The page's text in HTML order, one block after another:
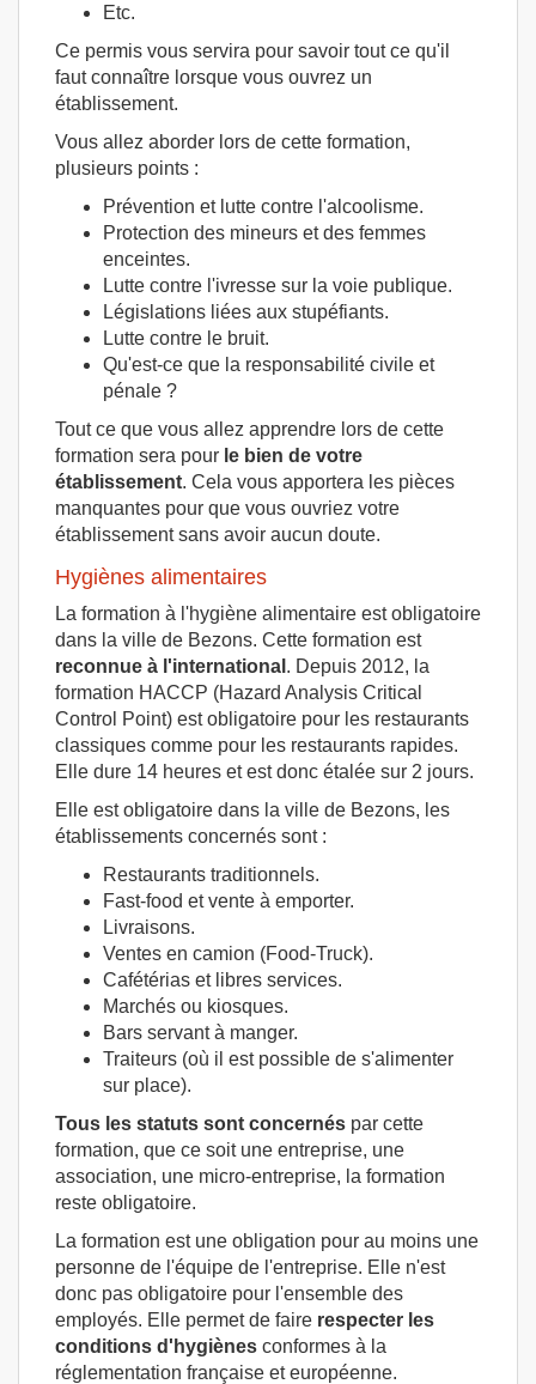
Etc.
Ce permis vous servira pour savoir tout ce qu'il
faut connaître lorsque vous ouvrez un
établissement.
Vous allez aborder lors de cette formation,
plusieurs points :
Prévention et lutte contre l'alcoolisme.
Protection des mineurs et des femmes
enceintes.
Lutte contre l'ivresse sur la voie publique.
Législations liées aux stupéfiants.
Lutte contre le bruit.
Qu'est-ce que la responsabilité civile et
pénale ?
Tout ce que vous allez apprendre lors de cette
formation sera pour le bien de votre
établissement. Cela vous apportera les pièces
manquantes pour que vous ouvriez votre
établissement sans avoir aucun doute.
Hygiènes alimentaires
La formation à l'hygiène alimentaire est obligatoire
dans la ville de Bezons. Cette formation est
reconnue à l'international . Depuis 2012, la
formation HACCP (Hazard Analysis Critical
Control Point) est obligatoire pour les restaurants
classiques comme pour les restaurants rapides.
Elle dure 14 heures et est donc étalée sur 2 jours.
Elle est obligatoire dans la ville de Bezons, les
établissements concernés sont :
Restaurants traditionnels.
Fast-food et vente à emporter.
Livraisons.
Ventes en camion (Food-Truck).
Cafétérias et libres services.
Marchés ou kiosques.
Bars servant à manger.
Traiteurs (où il est possible de s'alimenter
sur place).
Tous les statuts sont concernés par cette
formation, que ce soit une entreprise, une
association, une micro-entreprise, la formation
reste obligatoire.
La formation est une obligation pour au moins une
personne de l'équipe de l'entreprise. Elle n'est
donc pas obligatoire pour l'ensemble des
employés. Elle permet de faire respecter les
conditions d'hygiènes conformes à la
réglementation française et européenne.